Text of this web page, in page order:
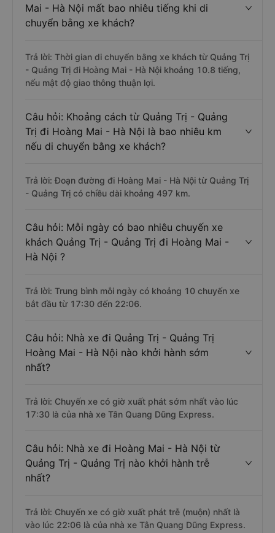
Mai - Hà Nội mất bao nhiêu tiếng khi di
chuyển bằng xe khách?
Trả lời: Thời gian di chuyển bằng xe khách từ Quảng Trị
- Quảng Trị đi Hoàng Mai - Hà Nội khoảng 10.8 tiếng,
nếu mật độ giao thông thuận lợi.
Câu hỏi: Khoảng cách từ Quảng Trị - Quảng
Trị đi Hoàng Mai - Hà Nội là bao nhiêu km
nếu di chuyển bằng xe khách?
Trả lời: Đoạn đường đi Hoàng Mai - Hà Nội từ Quảng Trị
- Quảng Trị có chiều dài khoảng 497 km.
Câu hỏi: Mỗi ngày có bao nhiêu chuyến xe
khách Quảng Trị - Quảng Trị đi Hoàng Mai -
Hà Nội ?
Trả lời: Trung bình mỗi ngày có khoảng 10 chuyến xe
bắt đầu từ 17:30 đến 22:06.
Câu hỏi: Nhà xe đi Quảng Trị - Quảng Trị
Hoàng Mai - Hà Nội nào khởi hành sớm
nhất?
Trả lời: Chuyến xe có giờ xuất phát sớm nhất vào lúc
17:30 là của nhà xe Tân Quang Dũng Express.
Câu hỏi: Nhà xe đi Hoàng Mai - Hà Nội từ
Quảng Trị - Quảng Trị nào khởi hành trễ
nhất?
Trả lời: Chuyến xe có giờ xuất phát trễ (muộn) nhất là
vào lúc 22:06 là của nhà xe Tân Quang Dũng Express.